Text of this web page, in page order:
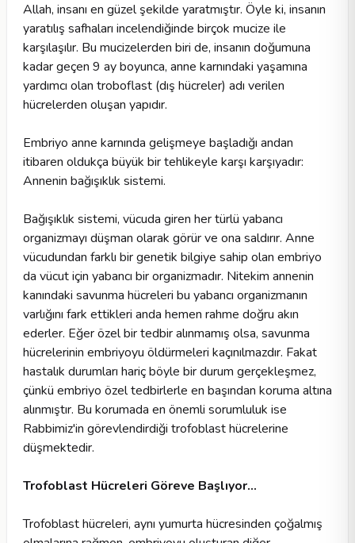
Allah, insanı en güzel şekilde yaratmıştır. Öyle ki, insanın
yaratılış safhaları incelendiğinde birçok mucize ile
karşılaşılır. Bu mucizelerden biri de, insanın doğumuna
kadar geçen 9 ay boyunca, anne karnındaki yaşamına
yardımcı olan troboflast (dış hücreler) adı verilen
hücrelerden oluşan yapıdır.
Embriyo anne karnında gelişmeye başladığı andan
itibaren oldukça büyük bir tehlikeyle karşı karşıyadır:
Annenin bağışıklık sistemi.
Bağışıklık sistemi, vücuda giren her türlü yabancı
organizmayı düşman olarak görür ve ona saldırır. Anne
vücudundan farklı bir genetik bilgiye sahip olan embriyo
da vücut için yabancı bir organizmadır. Nitekim annenin
kanındaki savunma hücreleri bu yabancı organizmanın
varlığını fark ettikleri anda hemen rahme doğru akın
ederler. Eğer özel bir tedbir alınmamış olsa, savunma
hücrelerinin embriyoyu öldürmeleri kaçınılmazdır. Fakat
hastalık durumları hariç böyle bir durum gerçekleşmez,
çünkü embriyo özel tedbirlerle en başından koruma altına
alınmıştır. Bu korumada en önemli sorumluluk ise
Rabbimiz'in görevlendirdiği trofoblast hücrelerine
düşmektedir.
Trofoblast Hücreleri Göreve Başlıyor…
Trofoblast hücreleri, aynı yumurta hücresinden çoğalmış